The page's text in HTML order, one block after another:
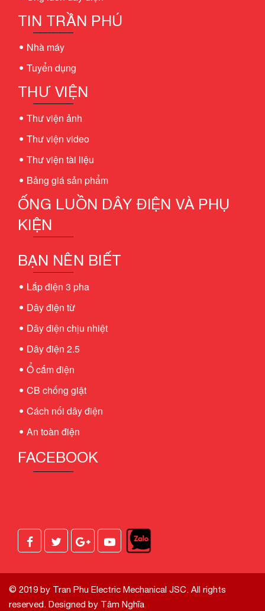
TIN TRẦN PHÚ
Nhà máy
Tuyển dụng
THƯ VIỆN
Thư viện ảnh
Thư viện video
Thư viện tài liệu
Bảng giá sản phẩm
ỐNG LUỒN DÂY ĐIỆN VÀ PHỤ
KIỆN
BẠN NÊN BIẾT
Lắp điện 3 pha
Dây điện từ
Dây điện chịu nhiệt
Dây điện 2.5
Ổ cắm điện
CB chống giật
Cách nối dây điện
An toàn điện
FACEBOOK
© 2019 by Tran Phu Electric Mechanical JSC. All rights
reserved. Designed by Tâm Nghĩa